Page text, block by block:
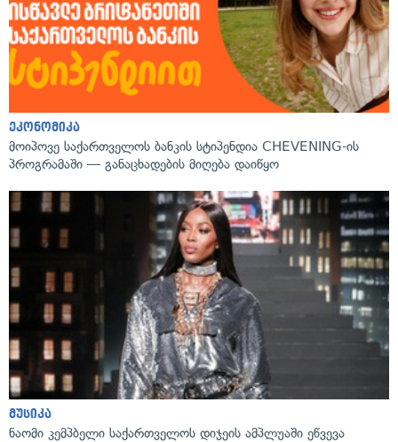
ეკონომიკა
მოიპოვე საქართველოს ბანკის სტიპენდია CHEVENING-ის
პროგრამაში — განაცხადების მიღება დაიწყო
მუსიკა
ნაომი კემპბელი საქართველოს დიჯეის ამპლუაში ეწვევა